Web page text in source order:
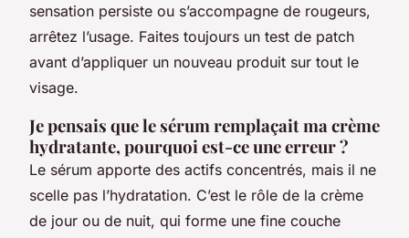
sensation persiste ou s’accompagne de rougeurs,
arrêtez l’usage. Faites toujours un test de patch
avant d’appliquer un nouveau produit sur tout le
visage.
Je pensais que le sérum remplaçait ma crème
hydratante, pourquoi est-ce une erreur ?
Le sérum apporte des actifs concentrés, mais il ne
scelle pas l’hydratation. C’est le rôle de la crème
de jour ou de nuit, qui forme une fine couche